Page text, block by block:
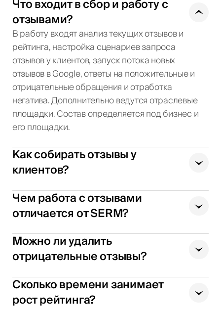
Что входит в сбор и работу с
отзывами?
В работу входят анализ текущих отзывов и
рейтинга, настройка сценариев запроса
отзывов у клиентов, запуск потока новых
отзывов в Google, ответы на положительные и
отрицательные обращения и отработка
негатива. Дополнительно ведутся отраслевые
площадки. Состав определяется под бизнес и
его площадки.
Как собирать отзывы у
клиентов?
Чем работа с отзывами
отличается от SERM?
Можно ли удалить
отрицательные отзывы?
Сколько времени занимает
рост рейтинга?